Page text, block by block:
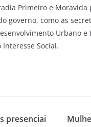
Primeiro e
governo, como as
Urbano
Social.
presenciai